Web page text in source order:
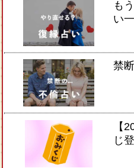
も
い
禁
【
じ